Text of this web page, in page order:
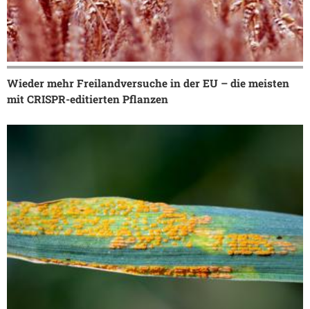
Wieder mehr Freilandversuche in der EU – die meisten
mit CRISPR-editierten Pflanzen